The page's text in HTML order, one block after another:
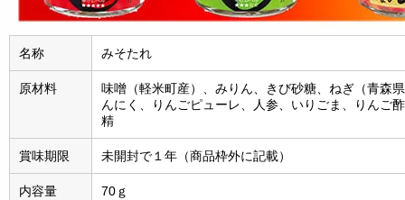
名称 みそたれ
原材料
味噌（軽米町産）、みりん、きび砂糖、ねぎ（青森
んにく、りんごピューレ、人参、いりごま、りんご
精
賞味期限 未開封で１年（商品枠外に記載）
内容量 70ｇ